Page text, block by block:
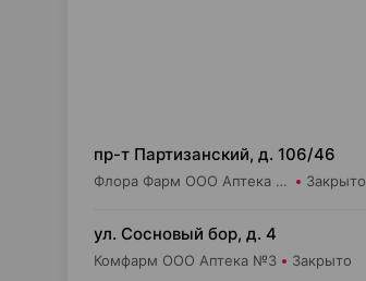
пр-т Партизанский, д. 106/46
Флора Фарм ООО Аптека №20 Закрыто
ул. Сосновый бор, д. 4
Комфарм ООО Аптека №3 Закрыто